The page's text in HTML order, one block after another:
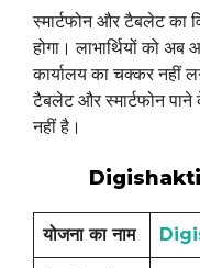
स्मार्टफोन और टैबलेट का
होगा। लाभार्थियों को
कार्यालय का चक्कर नहीं
टैबलेट और स्मार्टफोन
नहीं है।
Digishakti
योजना का नाम